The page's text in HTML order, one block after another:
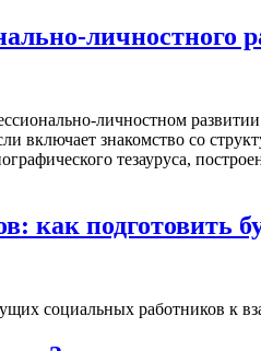
личностного
личностном
включает знакомство со
тезауруса,
как подготовить
социальных работников к